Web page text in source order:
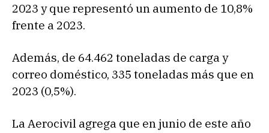
2023 y que representó un aumento de 10,8%
frente a 2023.
Además, de 64.462 toneladas de carga y
correo doméstico, 335 toneladas más que en
2023 (0,5%).
La Aerocivil agrega que en junio de este año